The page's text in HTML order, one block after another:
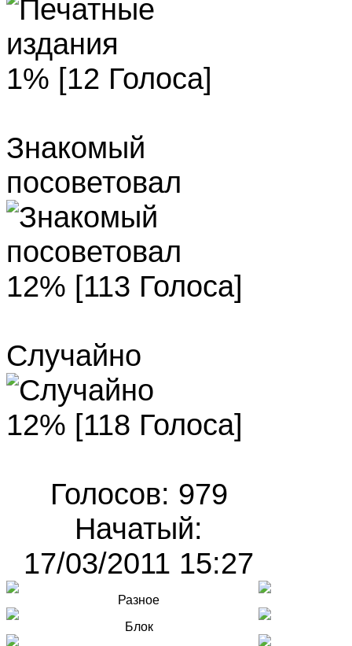
1% [12 Голоса]
Знакомый
посоветовал
12% [113 Голоса]
Случайно
12% [118 Голоса]
Голосов: 979
Начатый:
17/03/2011 15:27
Разное
Блок